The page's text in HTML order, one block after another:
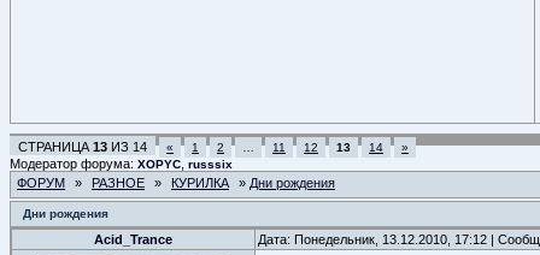
СТРАНИЦА 13 ИЗ 14 « 1 2 11 12 13 14 »
Модератор форума: XOPYC russsix
ФОРУМ » РАЗНОЕ » КУРИЛКА » Дни рождения
Дни рождения
Acid_Trance Дата: Понедельник, 13.12.2010, 17:12 |